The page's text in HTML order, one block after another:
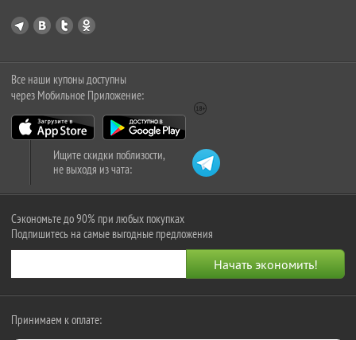
Все наши купоны доступны
через Мобильное Приложение:
Ищите скидки поблизости,
не выходя из чата:
Сэкономьте до 90% при любых покупках
Подпишитесь на самые выгодные предложения
Принимаем к оплате: